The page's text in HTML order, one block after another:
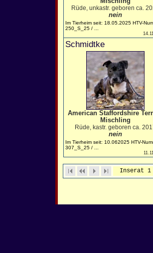
Rüde, unkastr. geboren ca.
nein
Im Tierheim seit: 18.05.2025 HTV-
250_S_25 / ...
Schmidtke
American Staffordshire
Mischling
Rüde, kastr. geboren ca.
nein
Im Tierheim seit: 10.062025 HTV-
307_S_25 / ...
Inserat 1